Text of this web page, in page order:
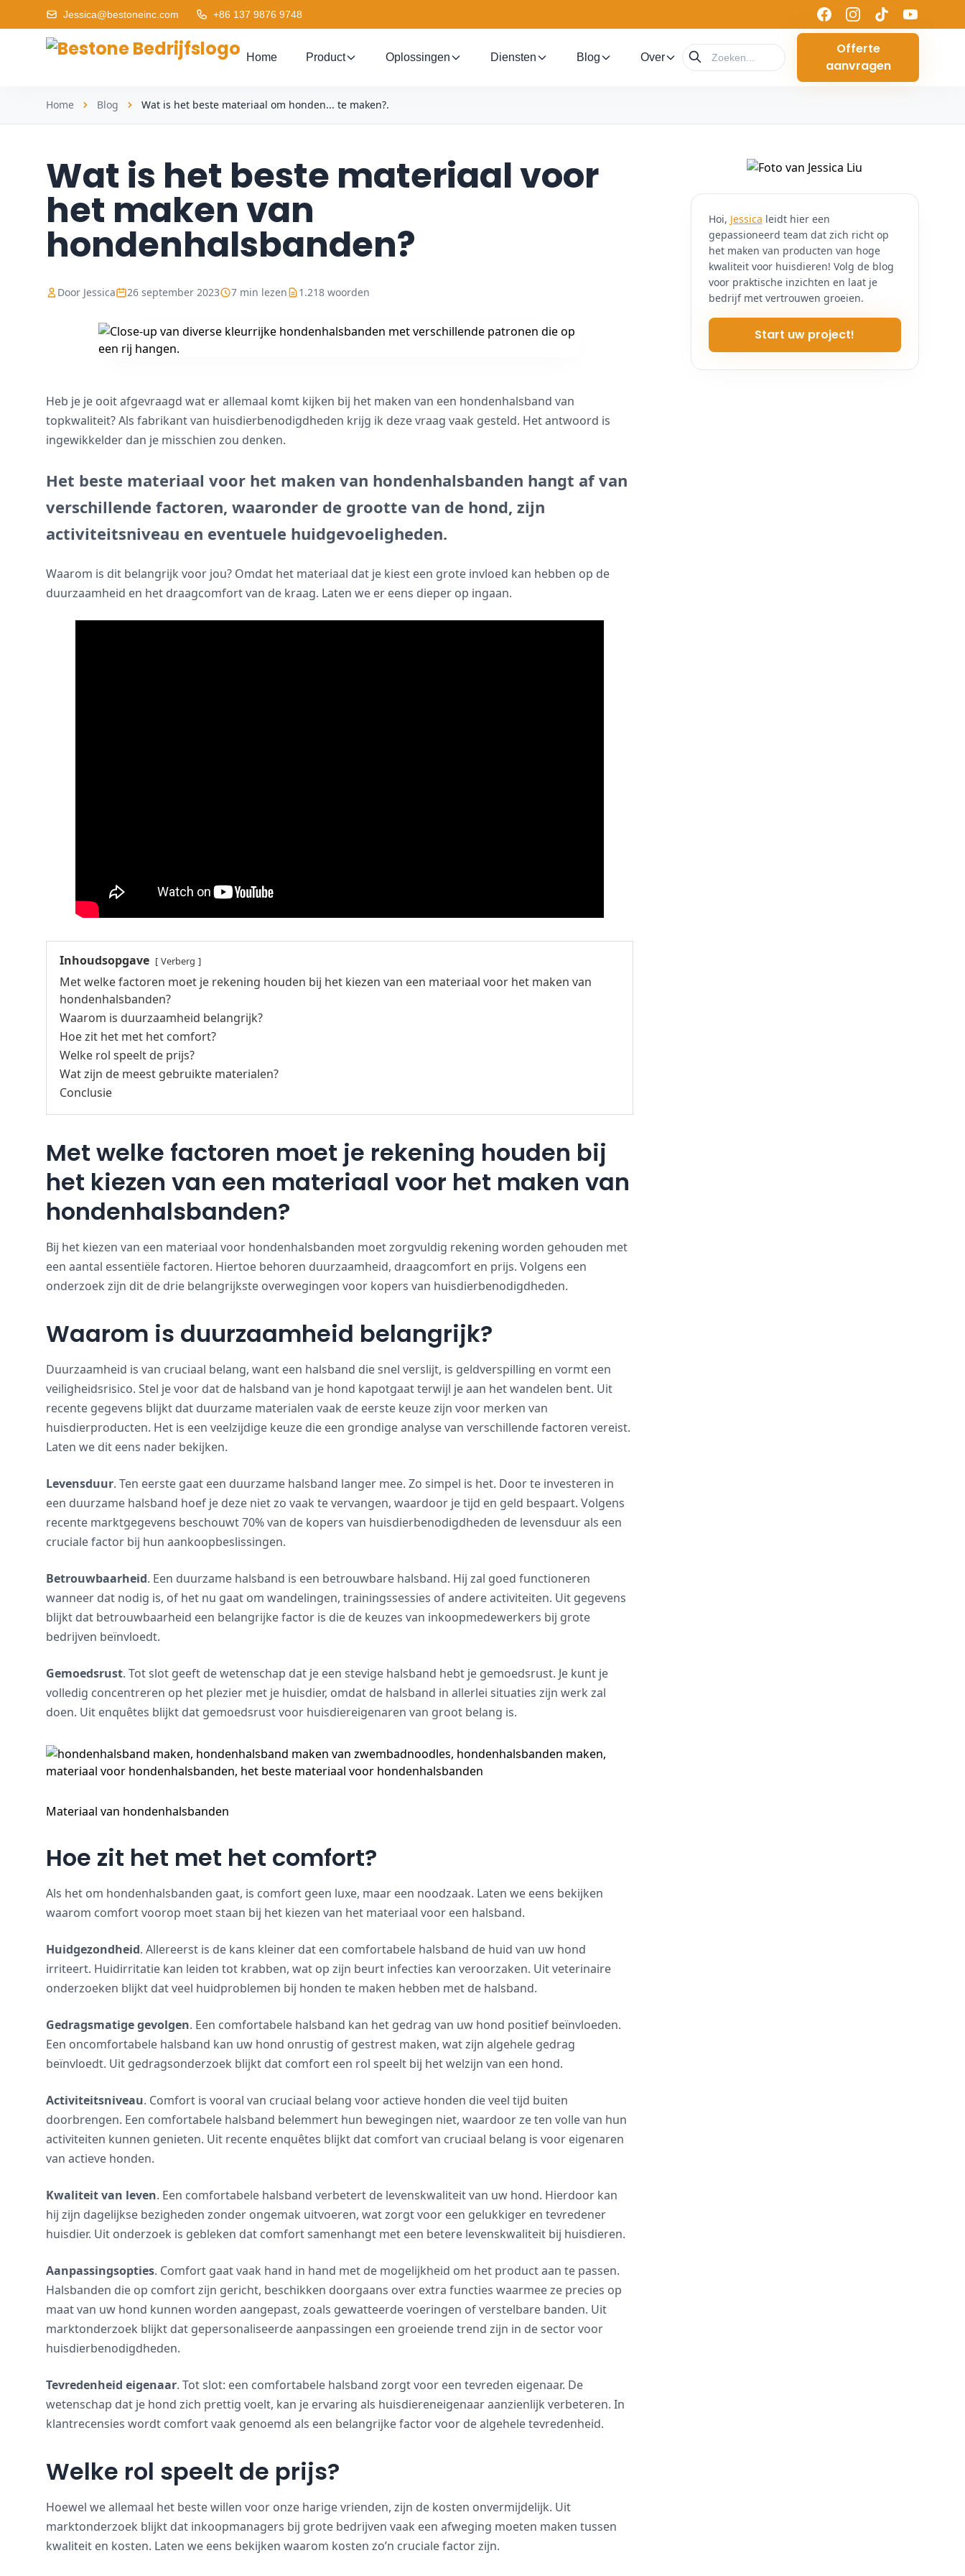
Jessica@bestoneinc.com +86 137 9876 9748
Home Product Oplossingen Diensten Blog Over
Offerte
aanvragen
Home Blog Wat is het beste materiaal om honden... te maken?.
Wat is het beste materiaal voor
het maken van
hondenhalsbanden?
Door Jessica 26 september 2023 7 min lezen 1.218 woorden
Heb je je ooit afgevraagd wat er allemaal komt kijken bij het maken van een hondenhalsband van
topkwaliteit? Als fabrikant van huisdierbenodigdheden krijg ik deze vraag vaak gesteld. Het antwoord is
ingewikkelder dan je misschien zou denken.
Het beste materiaal voor het maken van hondenhalsbanden hangt af van
verschillende factoren, waaronder de grootte van de hond, zijn
activiteitsniveau en eventuele huidgevoeligheden.
Waarom is dit belangrijk voor jou? Omdat het materiaal dat je kiest een grote invloed kan hebben op de
duurzaamheid en het draagcomfort van de kraag. Laten we er eens dieper op ingaan.
Inhoudsopgave Verberg
Met welke factoren moet je rekening houden bij het kiezen van een materiaal voor het maken van
hondenhalsbanden?
Waarom is duurzaamheid belangrijk?
Hoe zit het met het comfort?
Welke rol speelt de prijs?
Wat zijn de meest gebruikte materialen?
Conclusie
Met welke factoren moet je rekening houden bij
het kiezen van een materiaal voor het maken van
hondenhalsbanden?
Bij het kiezen van een materiaal voor hondenhalsbanden moet zorgvuldig rekening worden gehouden met
een aantal essentiële factoren. Hiertoe behoren duurzaamheid, draagcomfort en prijs. Volgens een
onderzoek zijn dit de drie belangrijkste overwegingen voor kopers van huisdierbenodigdheden.
Waarom is duurzaamheid belangrijk?
Duurzaamheid is van cruciaal belang, want een halsband die snel verslijt, is geldverspilling en vormt een
veiligheidsrisico. Stel je voor dat de halsband van je hond kapotgaat terwijl je aan het wandelen bent. Uit
recente gegevens blijkt dat duurzame materialen vaak de eerste keuze zijn voor merken van
huisdierproducten. Het is een veelzijdige keuze die een grondige analyse van verschillende factoren vereist.
Laten we dit eens nader bekijken.
Levensduur. Ten eerste gaat een duurzame halsband langer mee. Zo simpel is het. Door te investeren in
een duurzame halsband hoef je deze niet zo vaak te vervangen, waardoor je tijd en geld bespaart. Volgens
recente marktgegevens beschouwt 70% van de kopers van huisdierbenodigdheden de levensduur als een
cruciale factor bij hun aankoopbeslissingen.
Betrouwbaarheid. Een duurzame halsband is een betrouwbare halsband. Hij zal goed functioneren
wanneer dat nodig is, of het nu gaat om wandelingen, trainingssessies of andere activiteiten. Uit gegevens
blijkt dat betrouwbaarheid een belangrijke factor is die de keuzes van inkoopmedewerkers bij grote
bedrijven beïnvloedt.
Gemoedsrust. Tot slot geeft de wetenschap dat je een stevige halsband hebt je gemoedsrust. Je kunt je
volledig concentreren op het plezier met je huisdier, omdat de halsband in allerlei situaties zijn werk zal
doen. Uit enquêtes blijkt dat gemoedsrust voor huisdiereigenaren van groot belang is.
Materiaal van hondenhalsbanden
Hoe zit het met het comfort?
Als het om hondenhalsbanden gaat, is comfort geen luxe, maar een noodzaak. Laten we eens bekijken
waarom comfort voorop moet staan bij het kiezen van het materiaal voor een halsband.
Huidgezondheid. Allereerst is de kans kleiner dat een comfortabele halsband de huid van uw hond
irriteert. Huidirritatie kan leiden tot krabben, wat op zijn beurt infecties kan veroorzaken. Uit veterinaire
onderzoeken blijkt dat veel huidproblemen bij honden te maken hebben met de halsband.
Gedragsmatige gevolgen. Een comfortabele halsband kan het gedrag van uw hond positief beïnvloeden.
Een oncomfortabele halsband kan uw hond onrustig of gestrest maken, wat zijn algehele gedrag
beïnvloedt. Uit gedragsonderzoek blijkt dat comfort een rol speelt bij het welzijn van een hond.
Activiteitsniveau. Comfort is vooral van cruciaal belang voor actieve honden die veel tijd buiten
doorbrengen. Een comfortabele halsband belemmert hun bewegingen niet, waardoor ze ten volle van hun
activiteiten kunnen genieten. Uit recente enquêtes blijkt dat comfort van cruciaal belang is voor eigenaren
van actieve honden.
Kwaliteit van leven. Een comfortabele halsband verbetert de levenskwaliteit van uw hond. Hierdoor kan
hij zijn dagelijkse bezigheden zonder ongemak uitvoeren, wat zorgt voor een gelukkiger en tevredener
huisdier. Uit onderzoek is gebleken dat comfort samenhangt met een betere levenskwaliteit bij huisdieren.
Aanpassingsopties. Comfort gaat vaak hand in hand met de mogelijkheid om het product aan te passen.
Halsbanden die op comfort zijn gericht, beschikken doorgaans over extra functies waarmee ze precies op
maat van uw hond kunnen worden aangepast, zoals gewatteerde voeringen of verstelbare banden. Uit
marktonderzoek blijkt dat gepersonaliseerde aanpassingen een groeiende trend zijn in de sector voor
huisdierbenodigdheden.
Tevredenheid eigenaar. Tot slot: een comfortabele halsband zorgt voor een tevreden eigenaar. De
wetenschap dat je hond zich prettig voelt, kan je ervaring als huisdiereneigenaar aanzienlijk verbeteren. In
klantrecensies wordt comfort vaak genoemd als een belangrijke factor voor de algehele tevredenheid.
Welke rol speelt de prijs?
Hoewel we allemaal het beste willen voor onze harige vrienden, zijn de kosten onvermijdelijk. Uit
marktonderzoek blijkt dat inkoopmanagers bij grote bedrijven vaak een afweging moeten maken tussen
kwaliteit en kosten. Laten we eens bekijken waarom kosten zo’n cruciale factor zijn.
Hoi, Jessica leidt hier een
gepassioneerd team dat zich richt op
het maken van producten van hoge
kwaliteit voor huisdieren! Volg de blog
voor praktische inzichten en laat je
bedrijf met vertrouwen groeien.
Start uw project!